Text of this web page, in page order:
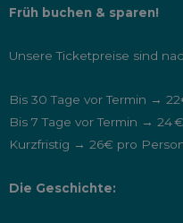
Früh buchen & sparen!
Unsere Ticketpreise sind
Bis 30 Tage vor Termin →
Bis 7 Tage vor Termin → 24
Kurzfristig → 26€ pro
Die Geschichte: